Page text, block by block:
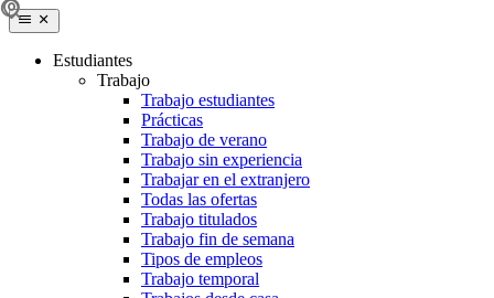
Estudiantes
Trabajo
Trabajo estudiantes
Prácticas
Trabajo de verano
Trabajo sin experiencia
Trabajar en el extranjero
Todas las ofertas
Trabajo titulados
Trabajo fin de semana
Tipos de empleos
Trabajo temporal